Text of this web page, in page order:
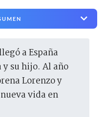
y su hijo. Al año
Lorenzo y
vida en